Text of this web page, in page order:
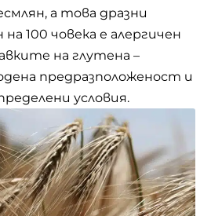
а това дразни
100 човека е алергичен
на глутена –
предразположеност и
условия.